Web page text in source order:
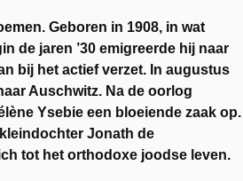
Geboren in 1908, in wat
de jaren ’30 emigreerde hij naar
bij het actief verzet. In augustus
Auschwitz. Na de oorlog
Ysebie een bloeiende zaak op.
Jonath de
tot het orthodoxe joodse leven.